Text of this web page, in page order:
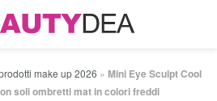
make up 2026 » Mini Eye Sculpt Cool
soli ombretti mat in colori freddi